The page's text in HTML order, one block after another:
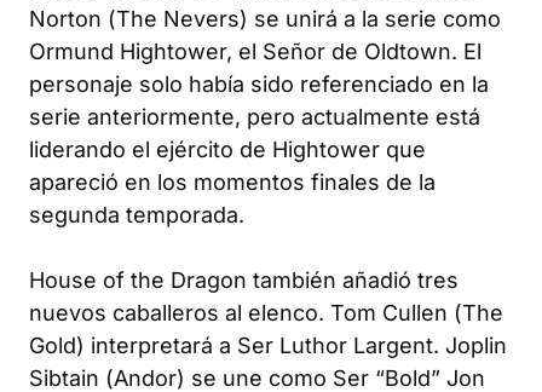
Norton (The Nevers) se unirá a la serie como
Ormund Hightower, el Señor de Oldtown. El
personaje solo había sido referenciado en la
serie anteriormente, pero actualmente está
liderando el ejército de Hightower que
apareció en los momentos finales de la
segunda temporada.
House of the Dragon también añadió tres
nuevos caballeros al elenco. Tom Cullen (The
Gold) interpretará a Ser Luthor Largent. Joplin
Sibtain (Andor) se une como Ser “Bold” Jon